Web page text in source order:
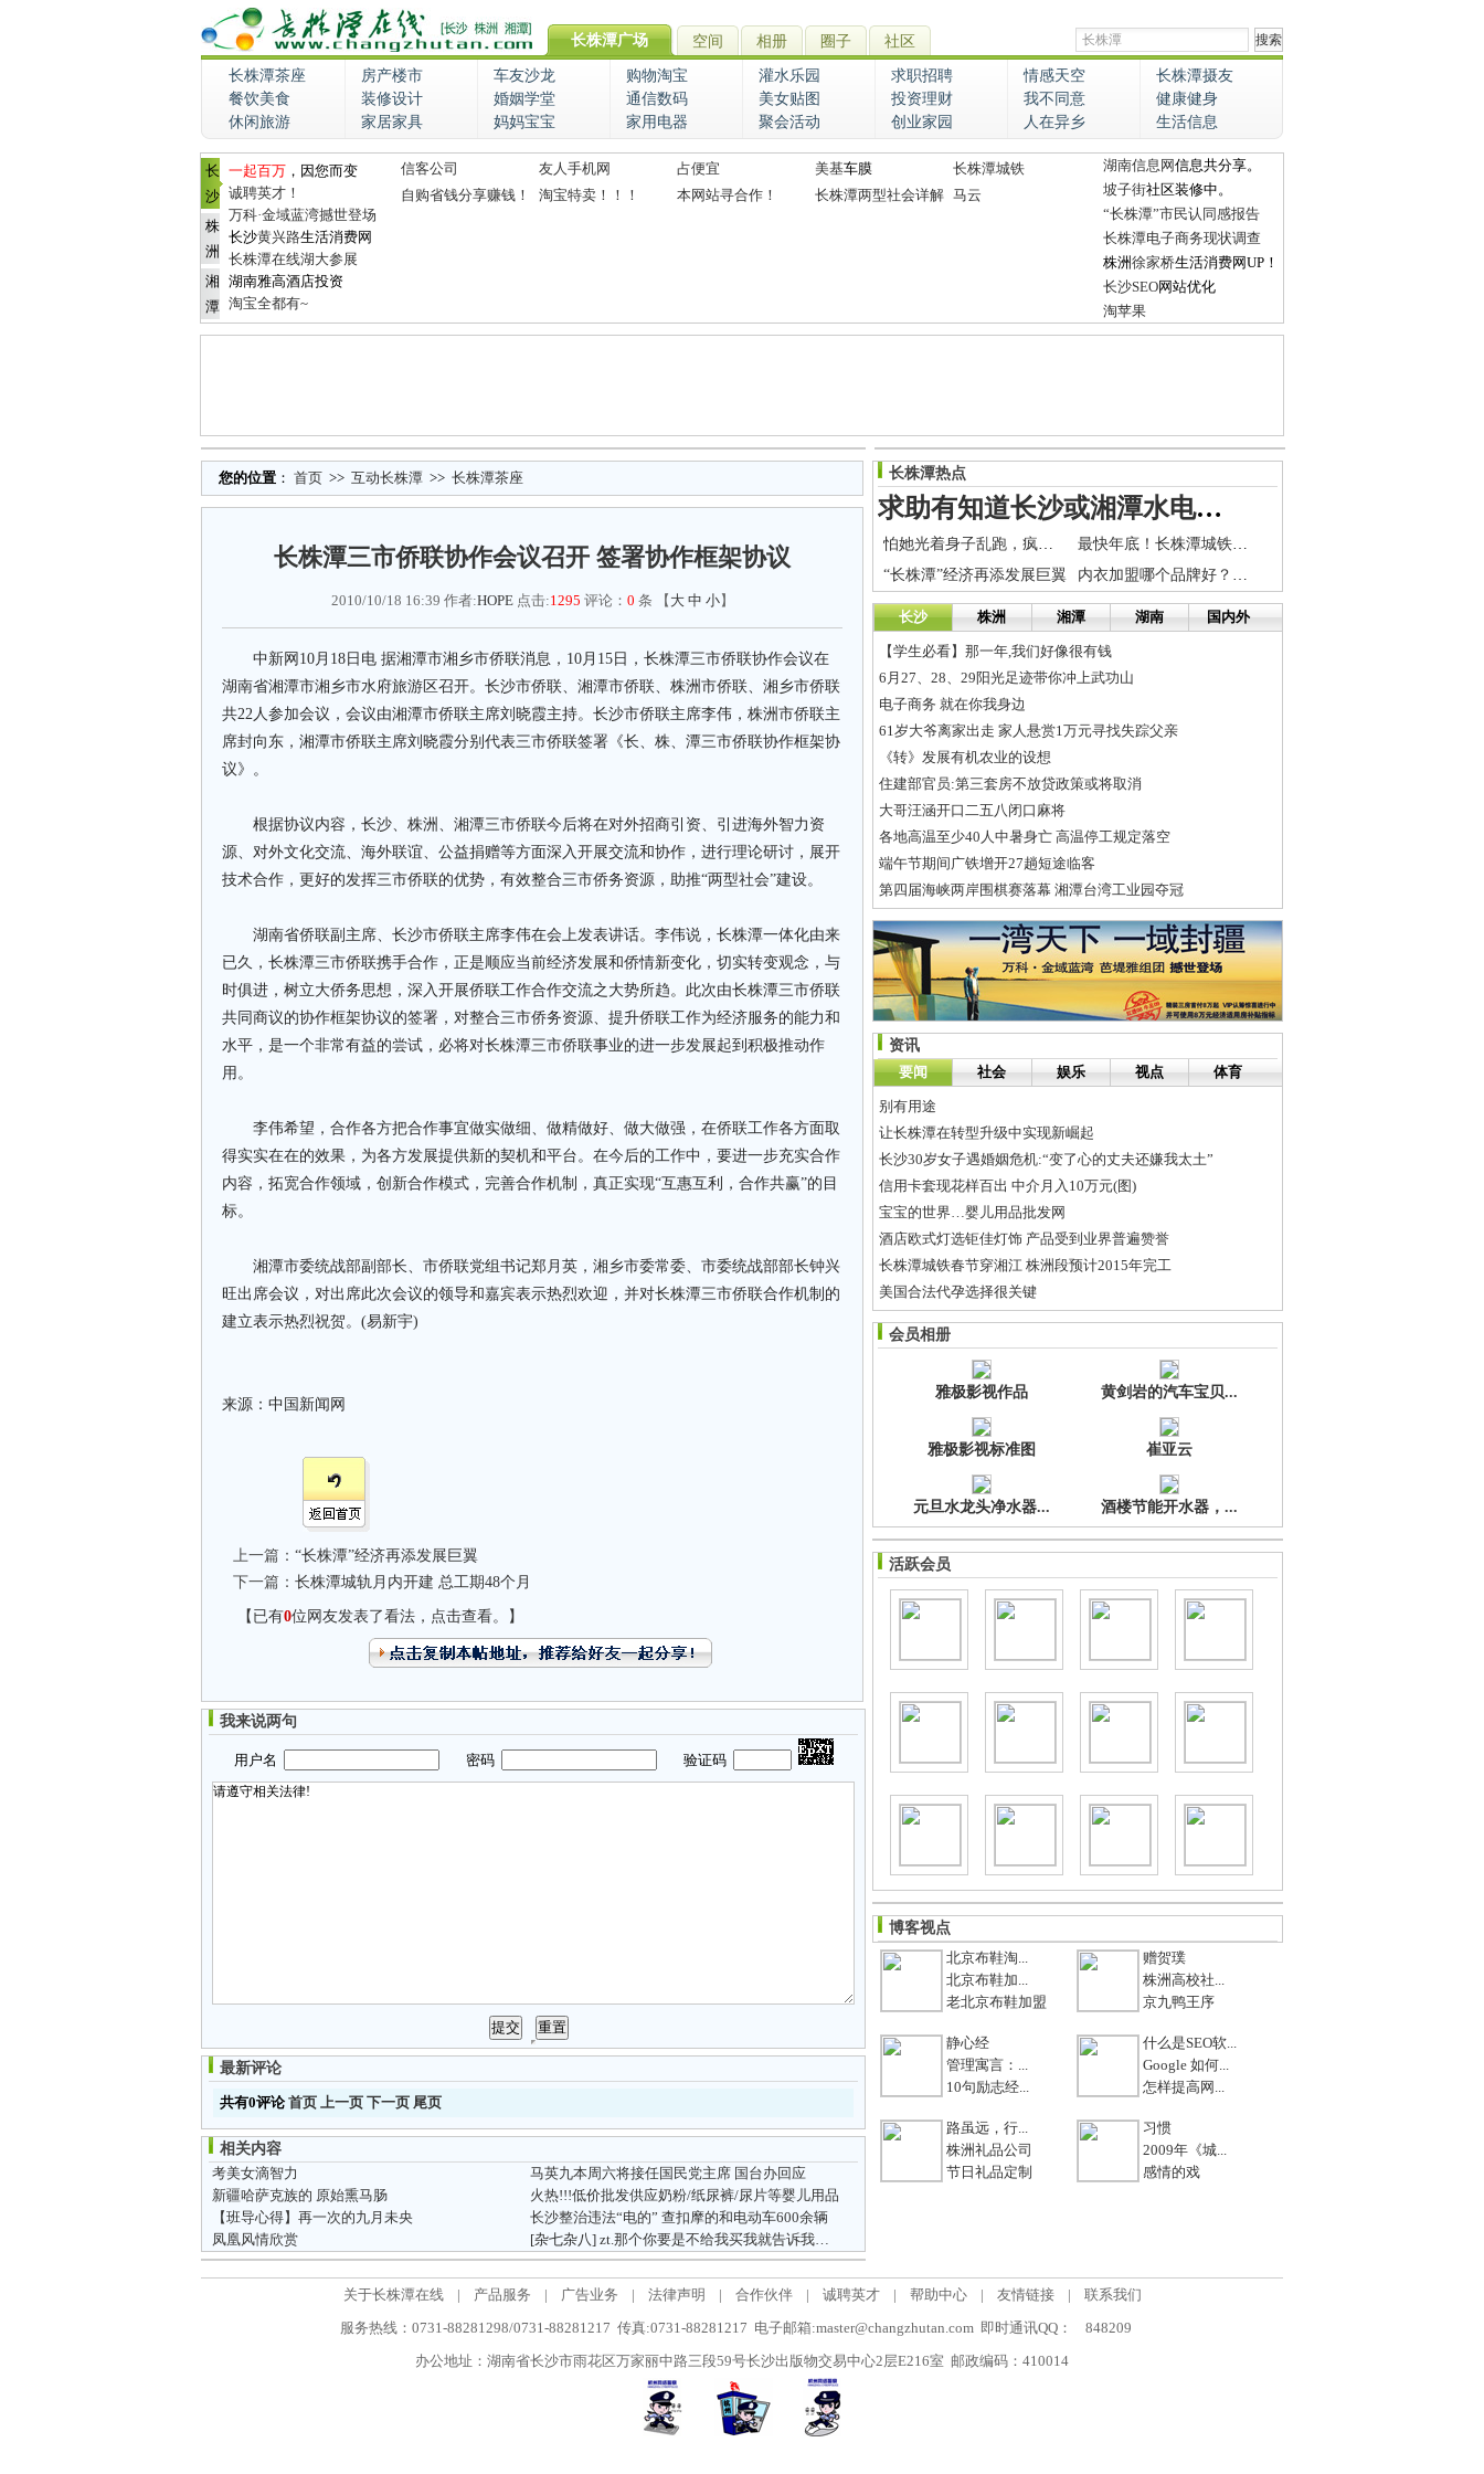
长株潭广场 空间 相册 圈子 社区
长株潭茶座 房产楼市 车友沙龙 购物淘宝 灌水乐园 求职招聘 情感天空
长株潭摄友
餐饮美食
装修设计 婚姻学堂 通信数码 美女贴图 投资理财 我不同意
健康健身
休闲旅游
家居家具 妈妈宝宝 家用电器 聚会活动 创业家园 人在异乡 生活信息
长
沙
株
洲
湘
潭
一起百万 ，因您而变
诚聘英才！
万科·金域蓝湾撼世登场
长沙黄兴路生活消费网
长株潭在线湖大参展
湖南雅高酒店投资
淘宝全都有~
信客公司 友人手机网 占便宜 美基车膜
长株潭城铁
自购省钱分享赚钱！
淘宝特卖！！！ 本网站寻合作！ 长株潭两型社会详解 马云
湖南信息网信息共分享。
坡子街社区装修中。
“长株潭”市民认同感报告
长株潭电子商务现状调查
株洲徐家桥生活消费网UP！
长沙SEO网站优化
淘苹果
您的位置 ： 首页 >> 互动长株潭 >> 长株潭茶座
长株潭三市侨联协作会议召开 签署协作框架协议
2010/10/18 16:39 作者:HOPE点击:1295 评论： 0 条 【 大 中 小】
中新网10月18日电 据湘潭市湘乡市侨联消息，10月15日，长株潭三市侨联协作会议在
湖南省湘潭市湘乡市水府旅游区召开。长沙市侨联、湘潭市侨联、株洲市侨联、湘乡市侨联
共22人参加会议，会议由湘潭市侨联主席刘晓霞主持。长沙市侨联主席李伟，株洲市侨联主
席封向东，湘潭市侨联主席刘晓霞分别代表三市侨联签署《长、株、潭三市侨联协作框架协
议》。
根据协议内容，长沙、株洲、湘潭三市侨联今后将在对外招商引资、引进海外智力资
源、对外文化交流、海外联谊、公益捐赠等方面深入开展交流和协作，进行理论研讨，展开
技术合作，更好的发挥三市侨联的优势，有效整合三市侨务资源，助推“两型社会”建设。
湖南省侨联副主席、长沙市侨联主席李伟在会上发表讲话。李伟说，长株潭一体化由来
已久，长株潭三市侨联携手合作，正是顺应当前经济发展和侨情新变化，切实转变观念，与
时俱进，树立大侨务思想，深入开展侨联工作合作交流之大势所趋。此次由长株潭三市侨联
共同商议的协作框架协议的签署，对整合三市侨务资源、提升侨联工作为经济服务的能力和
水平，是一个非常有益的尝试，必将对长株潭三市侨联事业的进一步发展起到积极推动作
用。
李伟希望，合作各方把合作事宜做实做细、做精做好、做大做强，在侨联工作各方面取
得实实在在的效果，为各方发展提供新的契机和平台。在今后的工作中，要进一步充实合作
内容，拓宽合作领域，创新合作模式，完善合作机制，真正实现“互惠互利，合作共赢”的目
标。
湘潭市委统战部副部长、市侨联党组书记郑月英，湘乡市委常委、市委统战部部长钟兴
旺出席会议，对出席此次会议的领导和嘉宾表示热烈欢迎，并对长株潭三市侨联合作机制的
建立表示热烈祝贺。(易新宇)
来源：中国新闻网
上一篇： “长株潭”经济再添发展巨翼
下一篇： 长株潭城轨月内开建 总工期48个月
【已有0位网友发表了看法，点击查看。】
我来说两句
用户名 密码 验证码
最新评论
共有0评论首页 上一页 下一页 尾页
相关内容
考美女滴智力
马英九本周六将接任国民党主席 国台办回应
新疆哈萨克族的 原始熏马肠
火热!!!低价批发供应奶粉/纸尿裤/尿片等婴儿用品
【班导心得】再一次的九月未央
长沙整治违法“电的” 查扣摩的和电动车600余辆
凤凰风情欣赏
[杂七杂八]zt.那个你要是不给我买我就告诉我爸爸！
长株潭热点
求助有知道长沙或湘潭水电站的朋友吗
怕她光着身子乱跑，疯女被关5年
最快年底！长株潭城铁连通益阳常德！还将公交化
“长株潭”经济再添发展巨翼
内衣加盟哪个品牌好？亲闺密语小投资撬动大市场
长沙 株洲 湘潭 湖南 国内外
【学生必看】那一年,我们好像很有钱
6月27、28、29阳光足迹带你冲上武功山
电子商务 就在你我身边
61岁大爷离家出走 家人悬赏1万元寻找失踪父亲
《转》发展有机农业的设想
住建部官员:第三套房不放贷政策或将取消
大哥汪涵开口二五八闭口麻将
各地高温至少40人中暑身亡 高温停工规定落空
端午节期间广铁增开27趟短途临客
第四届海峡两岸围棋赛落幕 湘潭台湾工业园夺冠
资讯
要闻
社会 娱乐 视点 体育
别有用途
让长株潭在转型升级中实现新崛起
长沙30岁女子遇婚姻危机:“变了心的丈夫还嫌我太土”
信用卡套现花样百出 中介月入10万元(图)
宝宝的世界…婴儿用品批发网
酒店欧式灯选钜佳灯饰 产品受到业界普遍赞誉
长株潭城铁春节穿湘江 株洲段预计2015年完工
美国合法代孕选择很关键
湖南祁阳车祸
攸县一男子搞诈骗竟对亲戚朋友下手
会员相册
雅极影视作品 黄剑岩的汽车宝贝...
雅极影视标准图 崔亚云
元旦水龙头净水器... 酒楼节能开水器，...
活跃会员
博客视点
北京布鞋淘...
北京布鞋加...
老北京布鞋加盟
赠贺璞
株洲高校社...
京九鸭王序
静心经
管理寓言：...
10句励志经...
什么是SEO软...
Google 如何...
怎样提高网...
路虽远，行...
株洲礼品公司
节日礼品定制
习惯
2009年《城...
感情的戏
关于长株潭在线 | 产品服务 | 广告业务 | 法律声明 | 合作伙伴 | 诚聘英才 | 帮助中心 | 友情链接 |
联系我们
服务热线：0731-88281298/0731-88281217 传真:0731-88281217 电子邮箱:master@changzhutan.com 即时通讯QQ：
848209
办公地址：湖南省长沙市雨花区万家丽中路三段59号长沙出版物交易中心2层E216室 邮政编码：410014